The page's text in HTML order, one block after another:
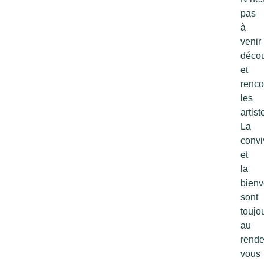
pas
à
venir
et
les
La
et
la
sont
au
vous